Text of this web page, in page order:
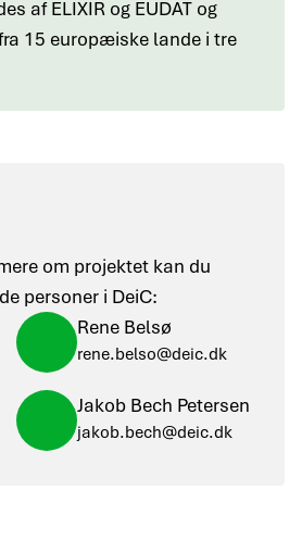
af ELIXIR og EUDAT og
15 europæiske lande i tre
om projektet kan du
personer i DeiC:
Rene Belsø
rene.belso@deic.dk
Jakob Bech Petersen
jakob.bech@deic.dk